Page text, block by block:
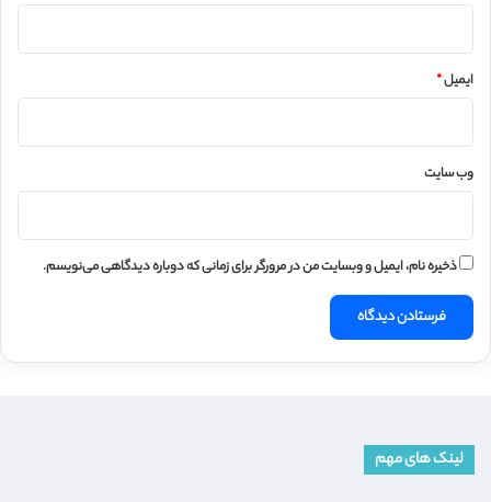
ایمیل*
وب‌ سایت
ذخیره نام، ایمیل و وبسایت من در مرورگر برای زمانی که دوباره دیدگاهی می‌نویسم.
لینک های مهم